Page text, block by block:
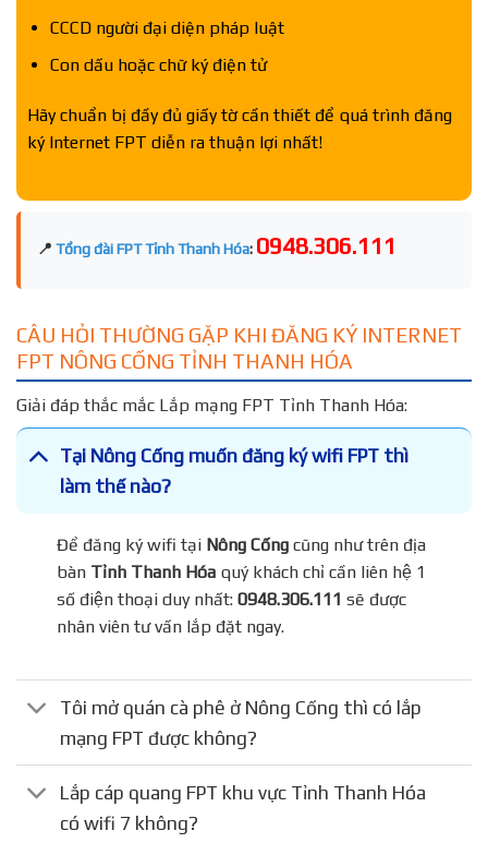
CCCD người đại diện pháp luật
Con dấu hoặc chữ ký điện tử
Hãy chuẩn bị đầy đủ giấy tờ cần thiết để quá trình đăng
ký Internet FPT diễn ra thuận lợi nhất!
📍 Tổng đài FPT Tỉnh Thanh Hóa: 0948.306.111
CÂU HỎI THƯỜNG GẶP KHI ĐĂNG KÝ INTERNET
FPT NÔNG CỐNG TỈNH THANH HÓA
Giải đáp thắc mắc Lắp mạng FPT Tỉnh Thanh Hóa:
Tại Nông Cống muốn đăng ký wifi FPT thì
làm thế nào?
Để đăng ký wifi tạiNông Cốngcũng như trên địa
bànTỉnh Thanh Hóaquý khách chỉ cần liên hệ 1
số điện thoại duy nhất:0948.306.111 sẽ được
nhân viên tư vấn lắp đặt ngay.
Tôi mở quán cà phê ở Nông Cống thì có lắp
mạng FPT được không?
Lắp cáp quang FPT khu vực Tỉnh Thanh Hóa
có wifi 7 không?